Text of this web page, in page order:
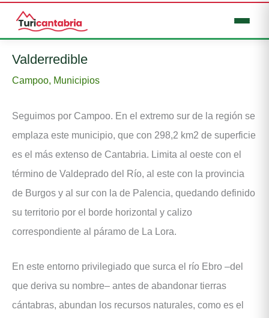
contenido
Valderredible
Campoo, Municipios
Seguimos por Campoo. En el extremo sur de la región se
emplaza este municipio, que con 298,2 km2 de superficie
es el más extenso de Cantabria. Limita al oeste con el
término de Valdeprado del Río, al este con la provincia
de Burgos y al sur con la de Palencia, quedando definido
su territorio por el borde horizontal y calizo
correspondiente al páramo de La Lora.
En este entorno privilegiado que surca el río Ebro –del
que deriva su nombre– antes de abandonar tierras
cántabras, abundan los recursos naturales, como es el